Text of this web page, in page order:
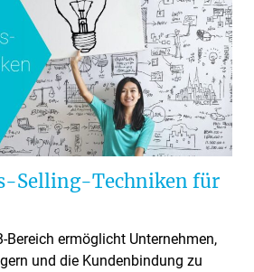
Selling-Techniken für
Bereich ermöglicht Unternehmen,
und die Kundenbindung zu